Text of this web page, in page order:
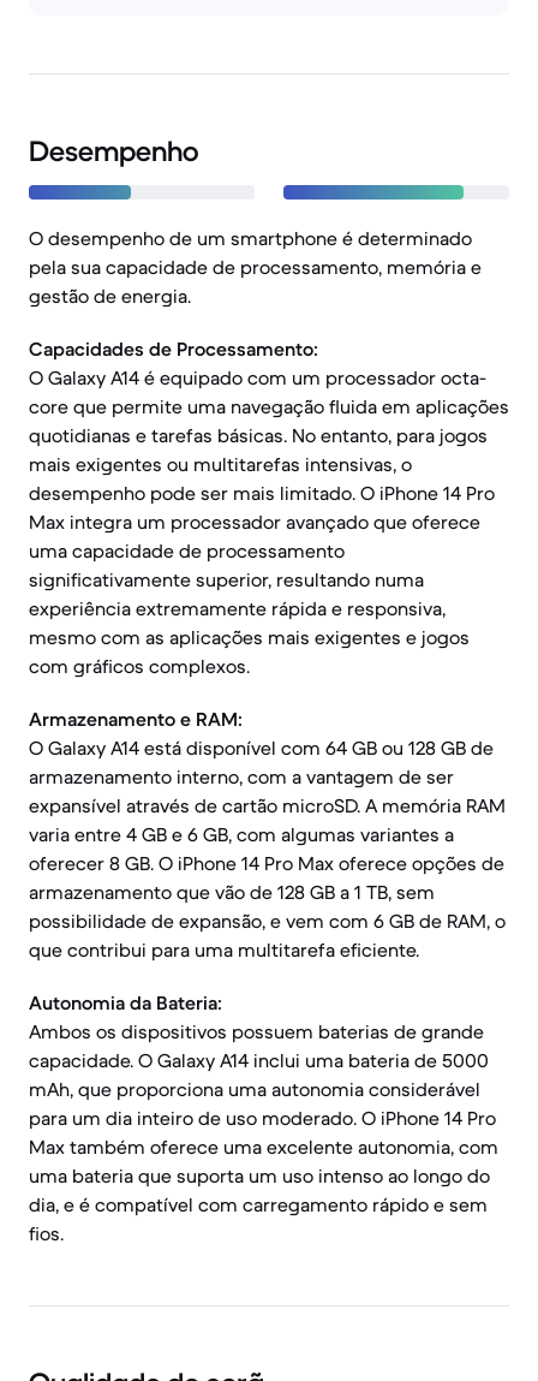
Desempenho
O desempenho de um smartphone é determinado
pela sua capacidade de processamento, memória e
gestão de energia.
Capacidades de Processamento:
O Galaxy A14 é equipado com um processador octa-
core que permite uma navegação fluida em aplicações
quotidianas e tarefas básicas. No entanto, para jogos
mais exigentes ou multitarefas intensivas, o
desempenho pode ser mais limitado. O iPhone 14 Pro
Max integra um processador avançado que oferece
uma capacidade de processamento
significativamente superior, resultando numa
experiência extremamente rápida e responsiva,
mesmo com as aplicações mais exigentes e jogos
com gráficos complexos.
Armazenamento e RAM:
O Galaxy A14 está disponível com 64 GB ou 128 GB de
armazenamento interno, com a vantagem de ser
expansível através de cartão microSD. A memória RAM
varia entre 4 GB e 6 GB, com algumas variantes a
oferecer 8 GB. O iPhone 14 Pro Max oferece opções de
armazenamento que vão de 128 GB a 1 TB, sem
possibilidade de expansão, e vem com 6 GB de RAM, o
que contribui para uma multitarefa eficiente.
Autonomia da Bateria:
Ambos os dispositivos possuem baterias de grande
capacidade. O Galaxy A14 inclui uma bateria de 5000
mAh, que proporciona uma autonomia considerável
para um dia inteiro de uso moderado. O iPhone 14 Pro
Max também oferece uma excelente autonomia, com
uma bateria que suporta um uso intenso ao longo do
dia, e é compatível com carregamento rápido e sem
fios.